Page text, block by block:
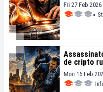
Fri 27 Feb
▪
de cripto
Dubai
Mon 16 Feb